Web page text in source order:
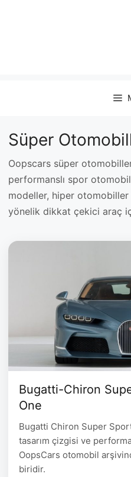
Süper
Oopscars süper
performanslı spor
modeller, hiper
yönelik dikkat çekici araç
Bugatti-Chiron
One
Bugatti Chiron Super
tasarım çizgisi ve
OopsCars otomobil
biridir.